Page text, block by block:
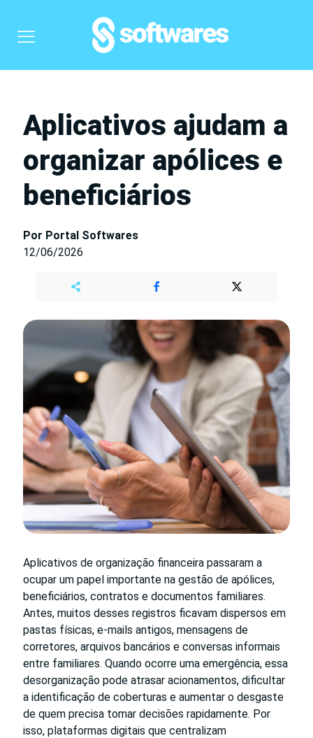
Aplicativos ajudam a
organizar apólices e
beneficiários
Por Portal Softwares
12/06/2026
Aplicativos de organização financeira passaram a
ocupar um papel importante na gestão de apólices,
beneficiários, contratos e documentos familiares.
Antes, muitos desses registros ficavam dispersos em
pastas físicas, e-mails antigos, mensagens de
corretores, arquivos bancários e conversas informais
entre familiares. Quando ocorre uma emergência, essa
desorganização pode atrasar acionamentos, dificultar
a identificação de coberturas e aumentar o desgaste
de quem precisa tomar decisões rapidamente. Por
isso, plataformas digitais que centralizam